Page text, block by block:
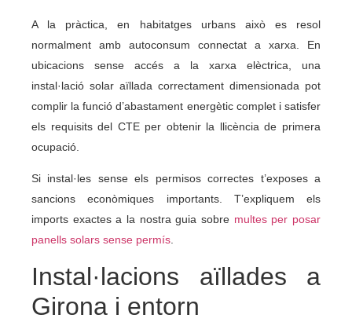
A la pràctica, en habitatges urbans això es resol
normalment amb autoconsum connectat a xarxa. En
ubicacions sense accés a la xarxa elèctrica, una
instal·lació solar aïllada correctament dimensionada pot
complir la funció d’abastament energètic complet i satisfer
els requisits del CTE per obtenir la llicència de primera
ocupació.
Si instal·les sense els permisos correctes t’exposes a
sancions econòmiques importants. T’expliquem els
imports exactes a la nostra guia sobre multes per posar
panells solars sense permís.
Instal·lacions aïllades a
Girona i entorn